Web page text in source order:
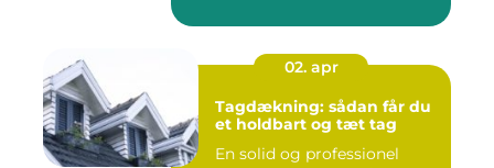
02. apr
Tagdækning: sådan får du
et holdbart og tæt tag
En solid og professionel